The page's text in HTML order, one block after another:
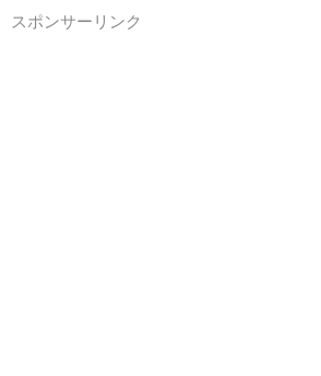
スポンサーリンク